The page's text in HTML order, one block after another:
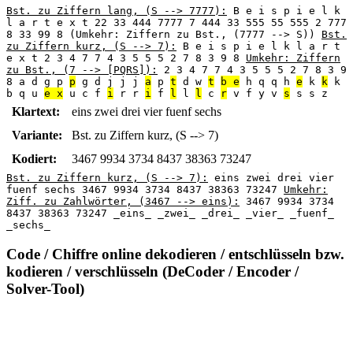
Bst. zu Ziffern lang, (S --> 7777):
B e i s p i e l k
l a r t e x t 22 33 444 7777 7 444 33 555 55 555 2 777
8 33 99 8 (Umkehr: Ziffern zu Bst., (7777 --> S)) Bst.
zu Ziffern kurz, (S --> 7):
B e i s p i e l k l a r t
e x t 2 3 4 7 7 4 3 5 5 5 2 7 8 3 9 8 Umkehr: Ziffern
zu Bst., (7 --> [PQRS]):
2 3 4 7 7 4 3 5 5 5 2 7 8 3 9
8 a d g p p g d j j j a p t d w t b e h q q h e k k k
b q u e x u c f i r r i f l l l c r v f y v s s s z
Klartext:
eins zwei drei vier fuenf sechs
Variante:
Bst. zu Ziffern kurz, (S --> 7)
Kodiert:
3467 9934 3734 8437 38363 73247
Bst. zu Ziffern kurz, (S --> 7):
eins zwei drei vier
fuenf sechs 3467 9934 3734 8437 38363 73247 Umkehr:
Ziff. zu Zahlwörter, (3467 --> eins):
3467 9934 3734
8437 38363 73247 _eins_ _zwei_ _drei_ _vier_ _fuenf_
_sechs_
Code / Chiffre online dekodieren / entschlüsseln bzw.
kodieren / verschlüsseln (DeCoder / Encoder /
Solver-Tool)